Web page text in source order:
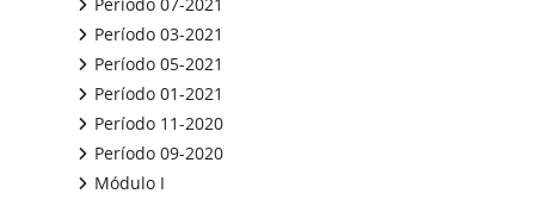
Período 03-2021
Período 05-2021
Período 01-2021
Período 11-2020
Período 09-2020
Módulo I